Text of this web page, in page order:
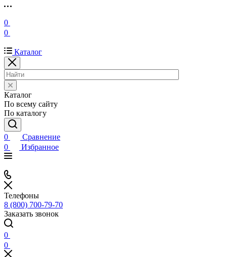
0
0
Каталог
Каталог
По всему сайту
По каталогу
0
Сравнение
0
Избранное
Телефоны
8 (800) 700-79-70
Заказать звонок
0
0